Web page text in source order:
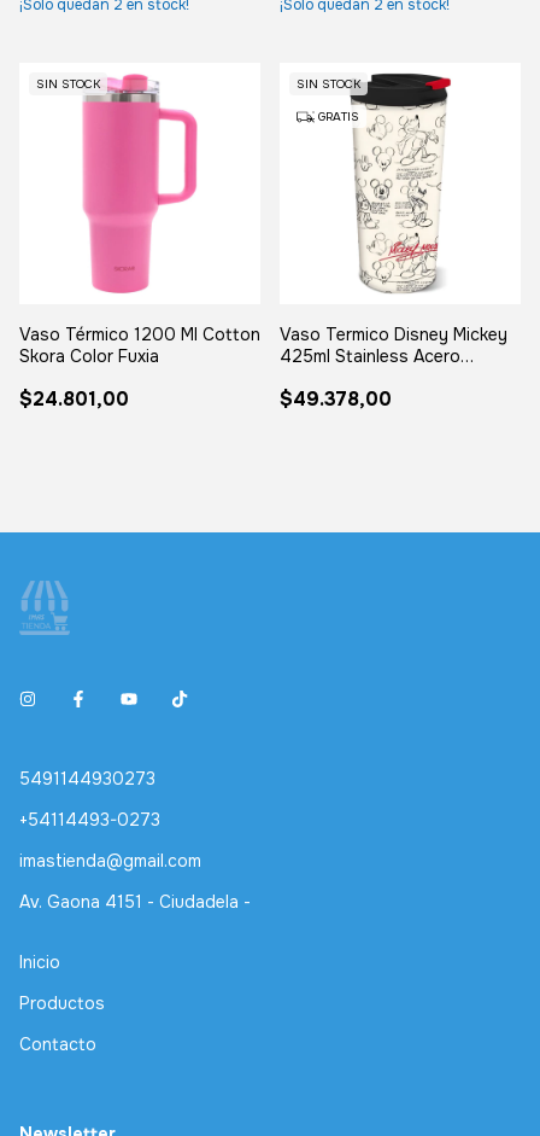
¡Solo quedan 2 en stock! ¡Solo quedan 2 en stock!
SIN STOCK
Vaso Térmico 1200 Ml Cotton
Skora Color Fuxia
$24.801,00
SIN STOCK
GRATIS
Vaso Termico Disney Mickey
425ml Stainless Acero
Mouse
$49.378,00
5491144930273
+54114493-0273
imastienda@gmail.com
Av. Gaona 4151 - Ciudadela -
Inicio
Productos
Contacto